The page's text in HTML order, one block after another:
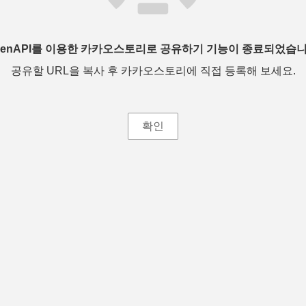
를 이용한 카카오스토리로 공유하기 기능이 종료되었습
공유할 URL을 복사 후 카카오스토리에 직접 등록해 보세요.
확인